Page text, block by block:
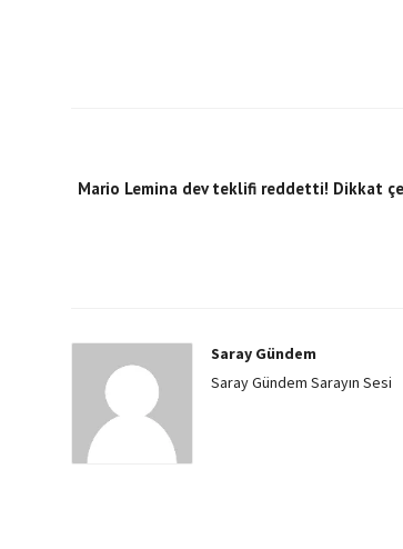
Mario Lemina dev teklifi reddetti! Dikkat
Saray Gündem
Saray Gündem Sarayın Sesi